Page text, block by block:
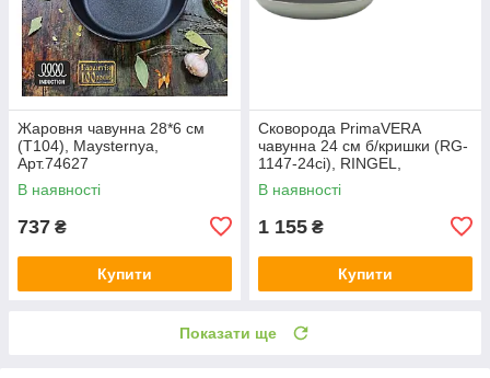
Жаровня чавунна 28*6 см
(Т104), Maysternya,
Арт.74627
В наявності
737 ₴
Купити
Сковорода PrimaVERA
чавунна 24 см б/кришки (RG-
1147-24ci), RINGEL,
Арт.74481
В наявності
1 155 ₴
Купити
Показати ще